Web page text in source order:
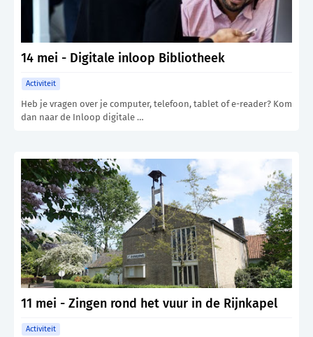
14 mei - Digitale inloop Bibliotheek
Activiteit
Heb je vragen over je computer, telefoon, tablet of e-reader? Kom
dan naar de Inloop digitale …
11 mei - Zingen rond het vuur in de Rijnkapel
Activiteit